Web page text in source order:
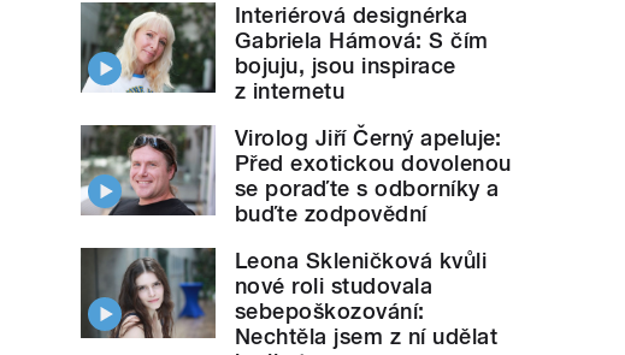
Interiérová designérka
Gabriela Hámová: S čím
bojuju, jsou inspirace
z internetu
Virolog Jiří Černý apeluje:
Před exotickou dovolenou
se poraďte s odborníky a
buďte zodpovědní
Leona Skleničková kvůli
nové roli studovala
sebepoškozování:
Nechtěla jsem z ní udělat